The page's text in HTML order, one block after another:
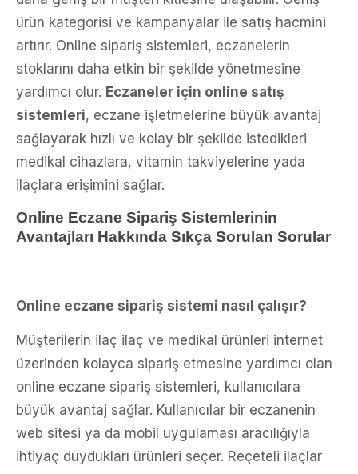
ürün kategorisi ve kampanyalar ile satış hacmini
artırır. Online sipariş sistemleri, eczanelerin
stoklarını daha etkin bir şekilde yönetmesine
yardımcı olur. Eczaneler için online satış
sistemleri, eczane işletmelerine büyük avantaj
sağlayarak hızlı ve kolay bir şekilde istedikleri
medikal cihazlara, vitamin takviyelerine yada
ilaçlara erişimini sağlar.
Online Eczane Sipariş Sistemlerinin
Avantajları Hakkında Sıkça Sorulan Sorular
Online eczane sipariş sistemi nasıl çalışır?
Müşterilerin ilaç ilaç ve medikal ürünleri internet
üzerinden kolayca sipariş etmesine yardımcı olan
online eczane sipariş sistemleri, kullanıcılara
büyük avantaj sağlar. Kullanıcılar bir eczanenin
web sitesi ya da mobil uygulaması aracılığıyla
ihtiyaç duydukları ürünleri seçer. Reçeteli ilaçlar